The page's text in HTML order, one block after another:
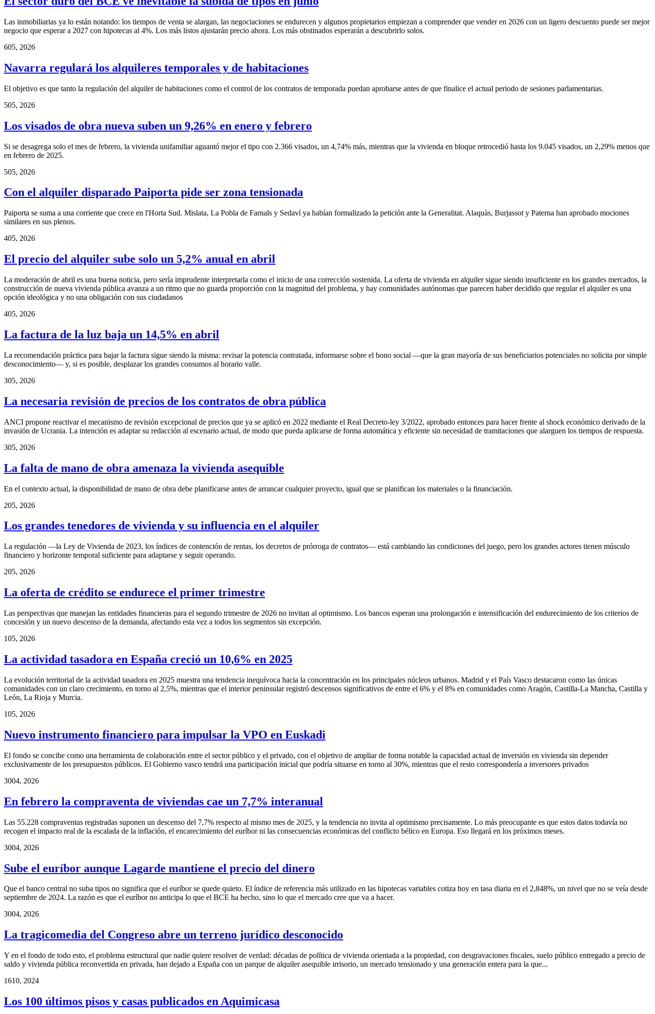
Las inmobiliarias ya lo están notando: los tiempos de venta se alargan, las negociaciones se endurecen y algunos propietarios empiezan a comprender que vender en 2026 con un ligero descuento puede ser mejor
negocio que esperar a 2027 con hipotecas al 4%. Los más listos ajustarán precio ahora. Los más obstinados esperarán a descubrirlo solos.
605, 2026
Navarra regulará los alquileres temporales y de habitaciones
El objetivo es que tanto la regulación del alquiler de habitaciones como el control de los contratos de temporada puedan aprobarse antes de que finalice el actual periodo de sesiones parlamentarias.
505, 2026
Los visados de obra nueva suben un 9,26% en enero y febrero
Si se desagrega solo el mes de febrero, la vivienda unifamiliar aguantó mejor el tipo con 2.366 visados, un 4,74% más, mientras que la vivienda en bloque retrocedió hasta los 9.045 visados, un 2,29% menos que
en febrero de 2025.
505, 2026
Con el alquiler disparado Paiporta pide ser zona tensionada
Paiporta se suma a una corriente que crece en l'Horta Sud. Mislata, La Pobla de Farnals y Sedaví ya habían formalizado la petición ante la Generalitat. Alaquàs, Burjassot y Paterna han aprobado mociones
similares en sus plenos.
405, 2026
El precio del alquiler sube solo un 5,2% anual en abril
La moderación de abril es una buena noticia, pero sería imprudente interpretarla como el inicio de una corrección sostenida. La oferta de vivienda en alquiler sigue siendo insuficiente en los grandes mercados, la
construcción de nueva vivienda pública avanza a un ritmo que no guarda proporción con la magnitud del problema, y hay comunidades autónomas que parecen haber decidido que regular el alquiler es una
opción ideológica y no una obligación con sus ciudadanos
405, 2026
La factura de la luz baja un 14,5% en abril
La recomendación práctica para bajar la factura sigue siendo la misma: revisar la potencia contratada, informarse sobre el bono social —que la gran mayoría de sus beneficiarios potenciales no solicita por simple
desconocimiento— y, si es posible, desplazar los grandes consumos al horario valle.
305, 2026
La necesaria revisión de precios de los contratos de obra pública
ANCI propone reactivar el mecanismo de revisión excepcional de precios que ya se aplicó en 2022 mediante el Real Decreto-ley 3/2022, aprobado entonces para hacer frente al shock económico derivado de la
invasión de Ucrania. La intención es adaptar su redacción al escenario actual, de modo que pueda aplicarse de forma automática y eficiente sin necesidad de tramitaciones que alarguen los tiempos de respuesta.
305, 2026
La falta de mano de obra amenaza la vivienda asequible
En el contexto actual, la disponibilidad de mano de obra debe planificarse antes de arrancar cualquier proyecto, igual que se planifican los materiales o la financiación.
205, 2026
Los grandes tenedores de vivienda y su influencia en el alquiler
La regulación —la Ley de Vivienda de 2023, los índices de contención de rentas, los decretos de prórroga de contratos— está cambiando las condiciones del juego, pero los grandes actores tienen músculo
financiero y horizonte temporal suficiente para adaptarse y seguir operando.
205, 2026
La oferta de crédito se endurece el primer trimestre
Las perspectivas que manejan las entidades financieras para el segundo trimestre de 2026 no invitan al optimismo. Los bancos esperan una prolongación e intensificación del endurecimiento de los criterios de
concesión y un nuevo descenso de la demanda, afectando esta vez a todos los segmentos sin excepción.
105, 2026
La actividad tasadora en España creció un 10,6% en 2025
La evolución territorial de la actividad tasadora en 2025 muestra una tendencia inequívoca hacia la concentración en los principales núcleos urbanos. Madrid y el País Vasco destacaron como las únicas
comunidades con un claro crecimiento, en torno al 2,5%, mientras que el interior peninsular registró descensos significativos de entre el 6% y el 8% en comunidades como Aragón, Castilla-La Mancha, Castilla y
León, La Rioja y Murcia.
105, 2026
Nuevo instrumento financiero para impulsar la VPO en Euskadi
El fondo se concibe como una herramienta de colaboración entre el sector público y el privado, con el objetivo de ampliar de forma notable la capacidad actual de inversión en vivienda sin depender
exclusivamente de los presupuestos públicos. El Gobierno vasco tendrá una participación inicial que podría situarse en torno al 30%, mientras que el resto correspondería a inversores privados
3004, 2026
En febrero la compraventa de viviendas cae un 7,7% interanual
Las 55.228 compraventas registradas suponen un descenso del 7,7% respecto al mismo mes de 2025, y la tendencia no invita al optimismo precisamente. Lo más preocupante es que estos datos todavía no
recogen el impacto real de la escalada de la inflación, el encarecimiento del euríbor ni las consecuencias económicas del conflicto bélico en Europa. Eso llegará en los próximos meses.
3004, 2026
Sube el euríbor aunque Lagarde mantiene el precio del dinero
Que el banco central no suba tipos no significa que el euríbor se quede quieto. El índice de referencia más utilizado en las hipotecas variables cotiza hoy en tasa diaria en el 2,848%, un nivel que no se veía desde
septiembre de 2024. La razón es que el euríbor no anticipa lo que el BCE ha hecho, sino lo que el mercado cree que va a hacer.
3004, 2026
La tragicomedia del Congreso abre un terreno jurídico desconocido
Y en el fondo de todo esto, el problema estructural que nadie quiere resolver de verdad: décadas de política de vivienda orientada a la propiedad, con desgravaciones fiscales, suelo público entregado a precio de
saldo y vivienda pública reconvertida en privada, han dejado a España con un parque de alquiler asequible irrisorio, un mercado tensionado y una generación entera para la que...
1610, 2024
Los 100 últimos pisos y casas publicados en Aquimicasa